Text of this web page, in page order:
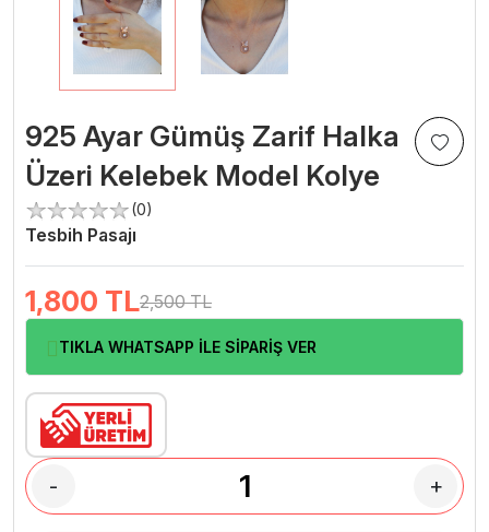
925 Ayar Gümüş Zarif Halka
Üzeri Kelebek Model Kolye
(0)
Tesbih Pasajı
1,800 TL2,500 TL
TIKLA WHATSAPP İLE SİPARİŞ VER
- +